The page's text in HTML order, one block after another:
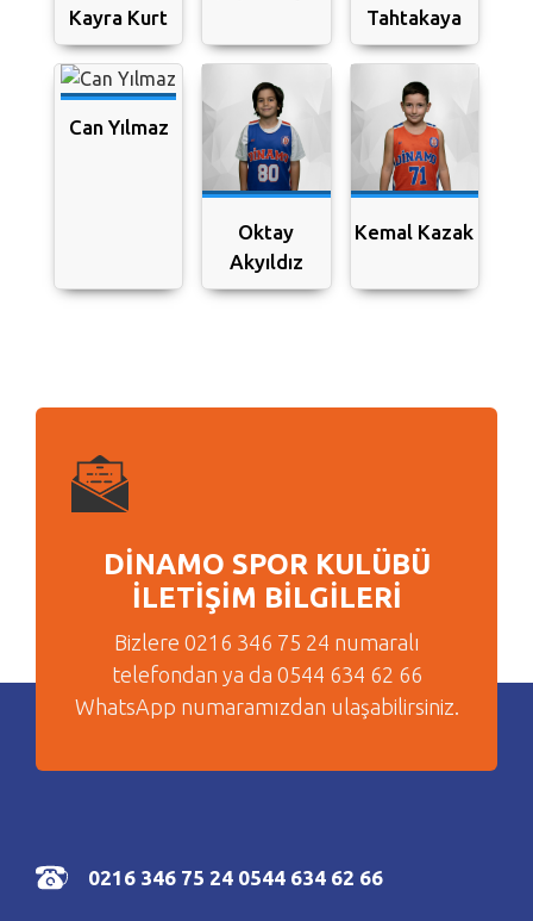
Kayra Kurt
Tahtakaya
Can Yılmaz
Oktay
Akyıldız
Kemal Kazak
DİNAMO SPOR KULÜBÜ
İLETİŞİM BİLGİLERİ
Bizlere 0216 346 75 24 numaralı
telefondan ya da 0544 634 62 66
WhatsApp numaramızdan ulaşabilirsiniz.
0216 346 75 24 0544 634 62 66